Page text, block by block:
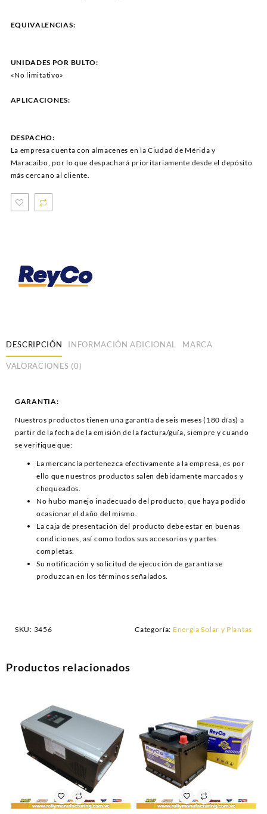
EQUIVALENCIAS:
UNIDADES POR BULTO:
«No limitativo»
APLICACIONES:
DESPACHO:
La empresa cuenta con almacenes en la Ciudad de Mérida y
Maracaibo, por lo que despachará prioritariamente desde el depósito
más cercano al cliente.
DESCRIPCIÓN INFORMACIÓN ADICIONAL MARCA
VALORACIONES (0)
GARANTIA:
Nuestros productos tienen una garantía de seis meses (180 días) a
partir de la fecha de la emisión de la factura/guía, siempre y cuando
se verifique que:
La mercancía pertenezca efectivamente a la empresa, es por
ello que nuestros productos salen debidamente marcados y
chequeados.
No hubo manejo inadecuado del producto, que haya podido
ocasionar el daño del mismo.
La caja de presentación del producto debe estar en buenas
condiciones, así como todos sus accesorios y partes
completas.
Su notificación y solicitud de ejecución de garantía se
produzcan en los términos señalados.
SKU: 3456 Categoría: Energia Solar y Plantas
Productos relacionados